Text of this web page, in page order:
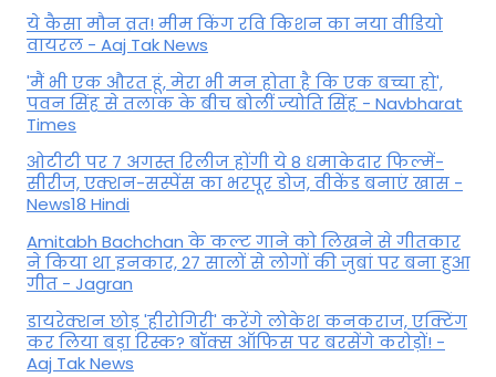
ये कैसा मौन व्रत! मीम किंग रवि किशन का नया वीडियो
वायरल - Aaj Tak News
'मैं भी एक औरत हूं, मेरा भी मन होता है कि एक बच्चा हो',
पवन सिंह से तलाक के बीच बोलीं ज्योति सिंह - Navbharat
Times
ओटीटी पर 7 अगस्त रिलीज होंगी ये 8 धमाकेदार फिल्में-
सीरीज, एक्शन-सस्पेंस का भरपूर डोज, वीकेंड बनाएं खास -
News18 Hindi
Amitabh Bachchan के कल्ट गाने को लिखने से गीतकार
ने किया था इनकार, 27 सालों से लोगों की जुबां पर बना हुआ
गीत - Jagran
डायरेक्शन छोड़ 'हीरोगिरी' करेंगे लोकेश कनकराज, एक्टिंग
कर लिया बड़ा रिस्क? बॉक्स ऑफिस पर बरसेंगे करोड़ों! -
Aaj Tak News